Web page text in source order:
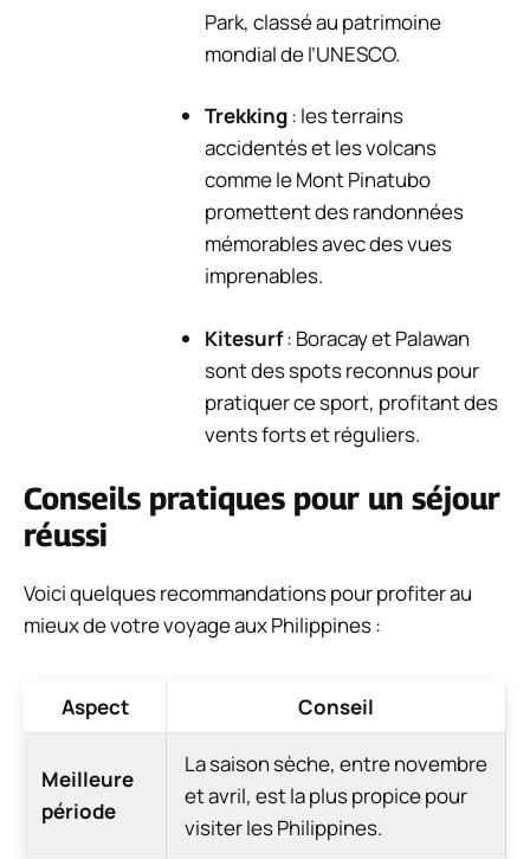
Park, classé au patrimoine
mondial de l’UNESCO.
Trekking: les terrains
accidentés et les volcans
comme le Mont Pinatubo
promettent des randonnées
mémorables avec des vues
imprenables.
Kitesurf: Boracay et Palawan
sont des spots reconnus pour
pratiquer ce sport, profitant des
vents forts et réguliers.
Conseils pratiques pour un séjour
réussi
Voici quelques recommandations pour profiter au
mieux de votre voyage aux Philippines :
Aspect Conseil
Meilleure
période
La saison sèche, entre novembre
et avril, est la plus propice pour
visiter les Philippines.